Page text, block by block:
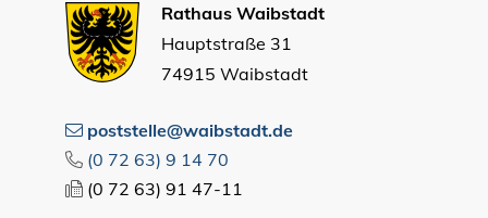
Rathaus Waibstadt
Hauptstraße 31
74915 Waibstadt
poststelle@waibstadt.de
(0 72 63) 9 14 70
(0 72 63) 91 47-11